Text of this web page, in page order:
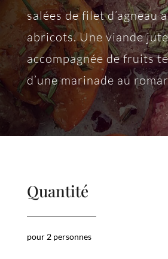
salées de filet d’agneau
abricots. Une viande
accompagnée de fruits
d’une marinade au
Quantité
pour 2 personnes